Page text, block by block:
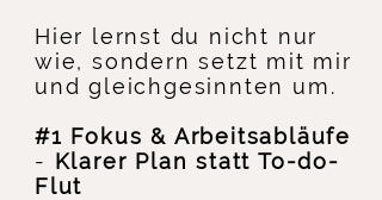
Hier lernst du nicht nur
wie, sondern setzt mit mir
und gleichgesinnten um.
#1 Fokus & Arbeitsabläufe
- Klarer Plan statt To-do-
Flut